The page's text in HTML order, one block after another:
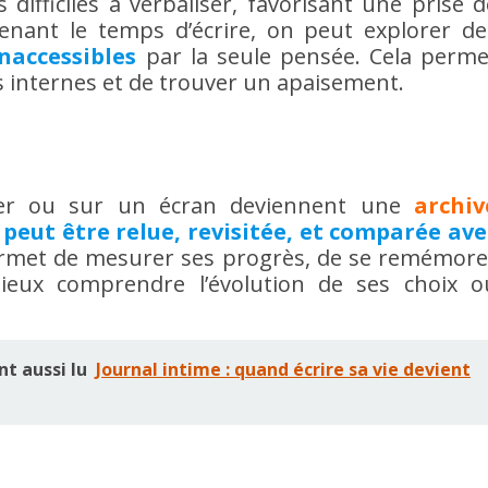
le temps d’écrire, on peut explorer
par la seule pensée. Cela
internes et de trouver un apaisement.
ou sur un écran deviennent une
être relue, revisitée, et comparée
de mesurer ses progrès, de se
comprendre l’évolution de ses choix
aussi lu Journal intime : quand écrire sa vie devient